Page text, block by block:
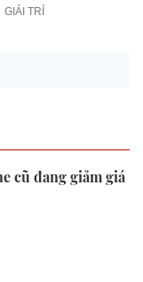
GIẢI TRÍ
cũ đang giảm giá